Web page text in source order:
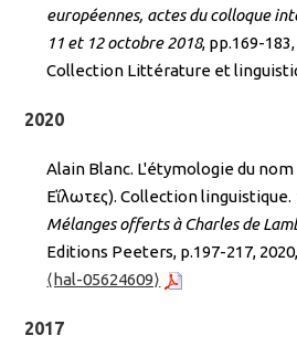
européennes, actes du colloque
11 et 12 octobre 2018, pp.169-
Collection Littérature et
2020
Alain Blanc. L'étymologie du
Εἵλωτες). Collection linguistique.
Mélanges offerts à Charles de
Editions Peeters, p.197-217,
⟨hal-05624609⟩
2017